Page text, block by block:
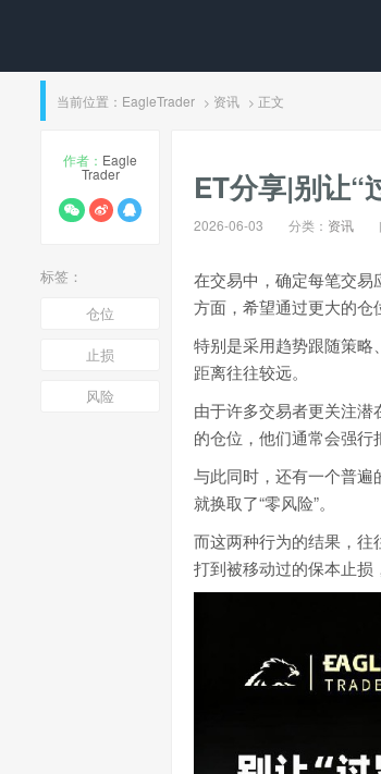
当前位置： EagleTrader > 资讯 > 正文
作者： Eagle
Trader
标签：
仓位
止损
风险
ET分享|别让“
2026-06-03 分类： 资讯
在交易中，确定每笔交
方面，希望通过更大的仓
特别是采用趋势跟随策
距离往往较远。
由于许多交易者更关注
的仓位，他们通常会强行
与此同时，还有一个普
就换取了“零风险”。
而这两种行为的结果，
打到被移动过的保本止